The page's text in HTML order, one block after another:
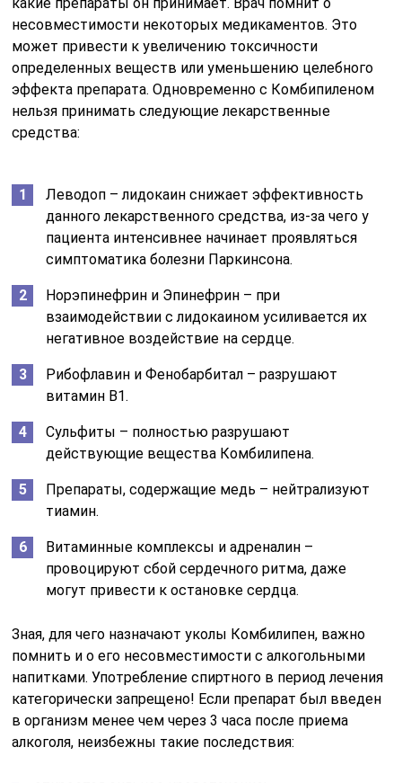
несовместимости некоторых медикаментов. Это
может привести к увеличению токсичности
определенных веществ или уменьшению целебного
эффекта препарата. Одновременно с Комбипиленом
нельзя принимать следующие лекарственные
средства:
Леводоп – лидокаин снижает эффективность
данного лекарственного средства, из-за чего у
пациента интенсивнее начинает проявляться
симптоматика болезни Паркинсона.
Норэпинефрин и Эпинефрин – при
взаимодействии с лидокаином усиливается их
негативное воздействие на сердце.
Рибофлавин и Фенобарбитал – разрушают
витамин B1.
Сульфиты – полностью разрушают
действующие вещества Комбилипена.
Препараты, содержащие медь – нейтрализуют
тиамин.
Витаминные комплексы и адреналин –
провоцируют сбой сердечного ритма, даже
могут привести к остановке сердца.
Зная, для чего назначают уколы Комбилипен, важно
помнить и о его несовместимости с алкогольными
напитками. Употребление спиртного в период лечения
категорически запрещено! Если препарат был введен
в организм менее чем через 3 часа после приема
алкоголя, неизбежны такие последствия: